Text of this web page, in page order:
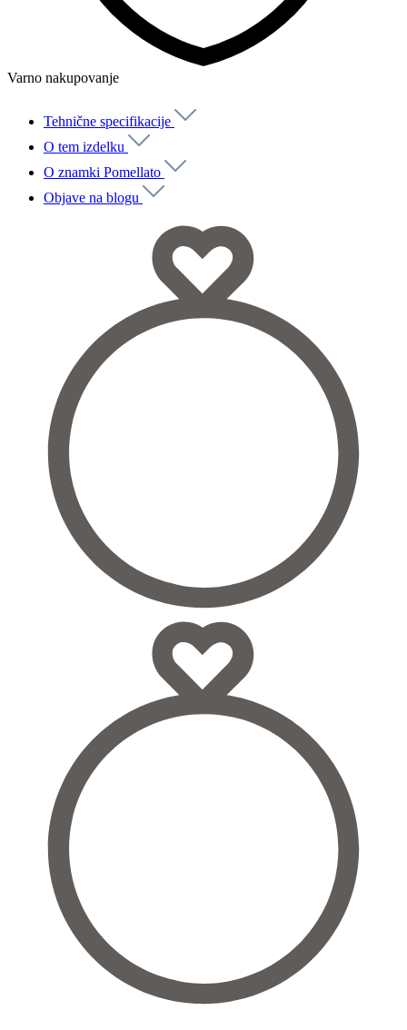
Varno nakupovanje
Tehnične specifikacije
O tem izdelku
O znamki Pomellato
Objave na blogu